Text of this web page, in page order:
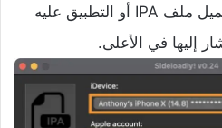
المسار الذي قمت بتحميل ملف IPA أو التطبيق عليه
إليها في الأعلى.